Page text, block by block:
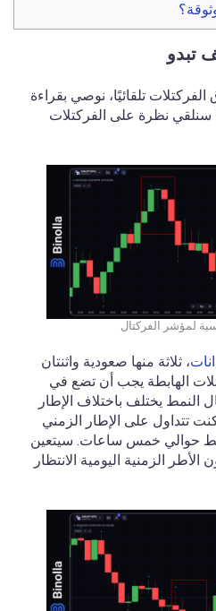
تبدو
تلقائيًا، نوصي بقراءة
سنلقي نظرة على الفركتلات
لمؤشر الفركتال
، ثلاثة منها صعودية واثنتان
الهابطة يجب أن تضع في
النمط يختلف باختلاف الإطار
تتداول على الإطار الزمني
حوالي خمس ساعات. سيتعين
الزمنية اليومية الانتظار